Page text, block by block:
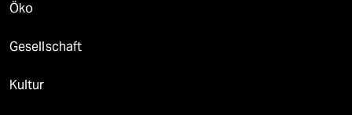
Öko
Gesellschaft
Kultur